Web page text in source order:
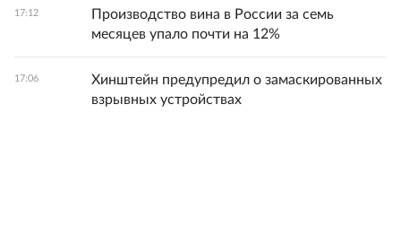
17:12
Производство вина в России за семь
месяцев упало почти на 12%
17:06
Хинштейн предупредил о замаскированных
взрывных устройствах